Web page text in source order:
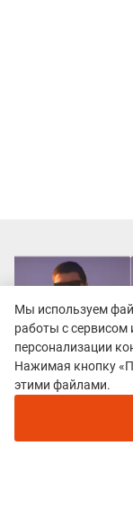
Мы используем
работы с сервисом
персонализации
Нажимая кнопку
этими файлами.